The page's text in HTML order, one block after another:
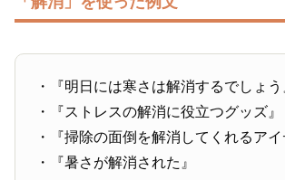
・『明日には寒さは解消するでしょう
・『ストレスの解消に役立つグッズ』
・『掃除の面倒を解消してくれるアイ
・『暑さが解消された』